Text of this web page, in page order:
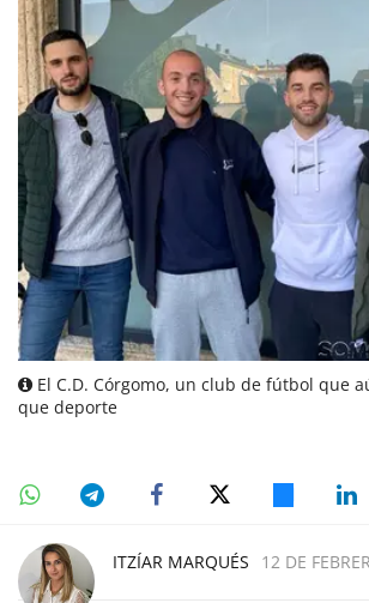
El C.D. Córgomo, un club de fútbol que
que deporte
ITZÍAR MARQUÉS 12 DE